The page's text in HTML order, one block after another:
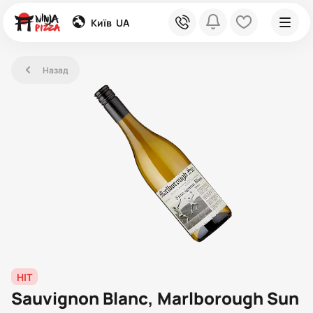
global Київ UA phone bell heart
left Назад
HIT
Sauvignon Blanc, Marlborough Sun